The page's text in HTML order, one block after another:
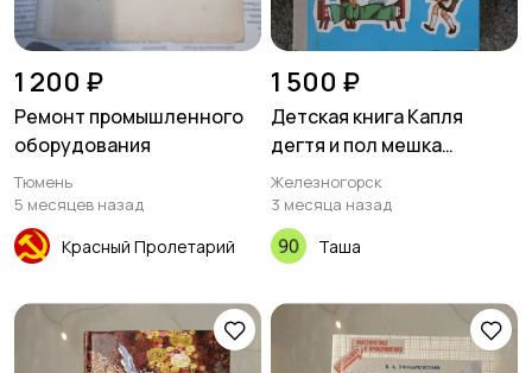
1 200 ₽
Ремонт промышленного
оборудования
Тюмень
5 месяцев назад
Красный Пролетарий
1 500 ₽
Детская книга Капля
дегтя и пол мешка
радости
Железногорск
3 месяца назад
Таша